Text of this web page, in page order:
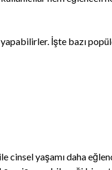
İşte bazı
ile cinsel yaşamı daha